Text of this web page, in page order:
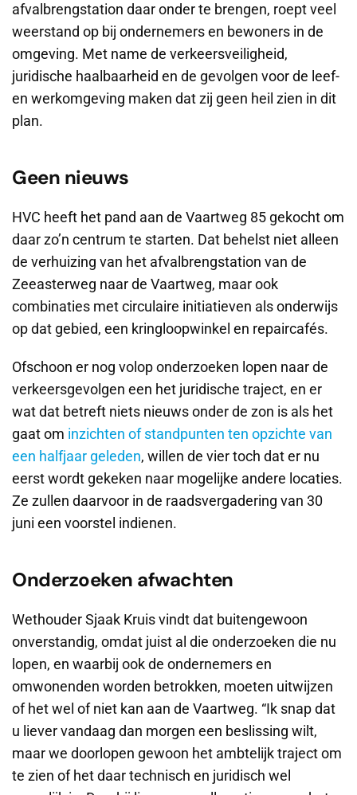
afvalbrengstation daar onder te brengen, roept veel
weerstand op bij ondernemers en bewoners in de
omgeving. Met name de verkeersveiligheid,
juridische haalbaarheid en de gevolgen voor de leef-
en werkomgeving maken dat zij geen heil zien in dit
plan.
Geen nieuws
HVC heeft het pand aan de Vaartweg 85 gekocht om
daar zo’n centrum te starten. Dat behelst niet alleen
de verhuizing van het afvalbrengstation van de
Zeeasterweg naar de Vaartweg, maar ook
combinaties met circulaire initiatieven als onderwijs
op dat gebied, een kringloopwinkel en repaircafés.
Ofschoon er nog volop onderzoeken lopen naar de
verkeersgevolgen een het juridische traject, en er
wat dat betreft niets nieuws onder de zon is als het
gaat om inzichten of standpunten ten opzichte van
een halfjaar geleden, willen de vier toch dat er nu
eerst wordt gekeken naar mogelijke andere locaties.
Ze zullen daarvoor in de raadsvergadering van 30
juni een voorstel indienen.
Onderzoeken afwachten
Wethouder Sjaak Kruis vindt dat buitengewoon
onverstandig, omdat juist al die onderzoeken die nu
lopen, en waarbij ook de ondernemers en
omwonenden worden betrokken, moeten uitwijzen
of het wel of niet kan aan de Vaartweg. “Ik snap dat
u liever vandaag dan morgen een beslissing wilt,
maar we doorlopen gewoon het ambtelijk traject om
te zien of het daar technisch en juridisch wel